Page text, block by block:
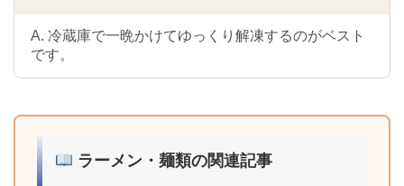
A. 冷蔵庫で一晩かけてゆっくり解凍するのがベスト
です。
ラーメン・麺類の関連記事